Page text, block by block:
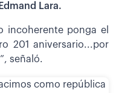
Lara.
incoherente ponga el
201 aniversario...por
señaló.
como república